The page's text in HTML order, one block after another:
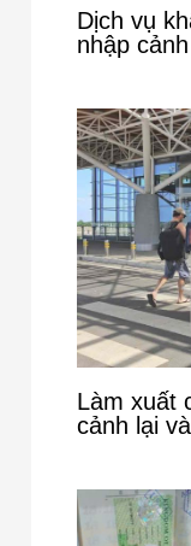
Dịch vụ
nhập
Làm xuất
cảnh lại